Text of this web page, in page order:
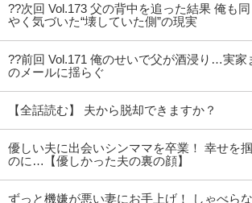
??次回 Vol.173 父の背中を追った結果 俺も
く気づいた“壊していた側”の現実
??前回 Vol.171 俺のせいで父が酒浸り…実家
のメールに揺らぐ
【全話読む】 夫から脱却できますか？
優しい夫に出会いシンママを卒業！ 幸せを
のに…【優しかった夫の裏の顔】
ずっと機嫌が悪い妻にお手上げ！ しゃべら